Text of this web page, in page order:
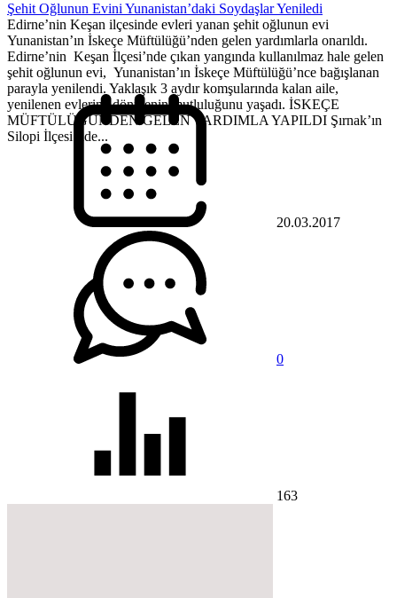
Şehit Oğlunun Evini Yunanistan’daki Soydaşlar Yeniledi
Edirne’nin Keşan ilçesinde evleri yanan şehit oğlunun evi
Yunanistan’ın İskeçe Müftülüğü’nden gelen yardımlarla onarıldı.
Edirne’nin Keşan İlçesi’nde çıkan yangında kullanılmaz hale gelen
şehit oğlunun evi, Yunanistan’ın İskeçe Müftülüğü’nce bağışlanan
parayla yenilendi. Yaklaşık 3 aydır komşularında kalan aile,
yenilenen evlerine dönmenin mutluluğunu yaşadı. İSKEÇE
MÜFTÜLÜĞÜNDEN GELEN YARDIMLA YAPILDI Şırnak’ın
Silopi İlçesi’nde...
20.03.2017
0
163